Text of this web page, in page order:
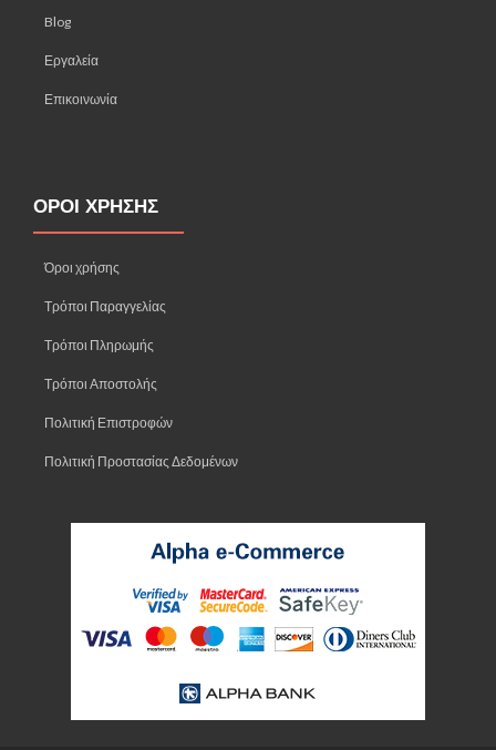
Blog
Εργαλεία
Επικοινωνία
ΟΡΟΙ ΧΡΗΣΗΣ
Όροι χρήσης
Τρόποι Παραγγελίας
Τρόποι Πληρωμής
Τρόποι Αποστολής
Πολιτική Επιστροφών
Πολιτική Προστασίας Δεδομένων